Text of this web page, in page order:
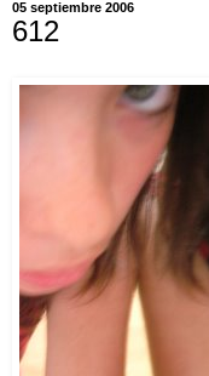
05 septiembre 2006
612